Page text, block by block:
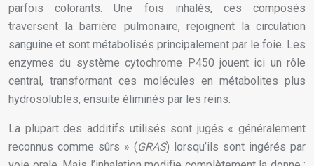
parfois colorants. Une fois inhalés, ces composés
traversent la barrière pulmonaire, rejoignent la circulation
sanguine et sont métabolisés principalement par le foie. Les
enzymes du système cytochrome P450 jouent ici un rôle
central, transformant ces molécules en métabolites plus
hydrosolubles, ensuite éliminés par les reins.
La plupart des additifs utilisés sont jugés « généralement
reconnus comme sûrs » (GRAS) lorsqu’ils sont ingérés par